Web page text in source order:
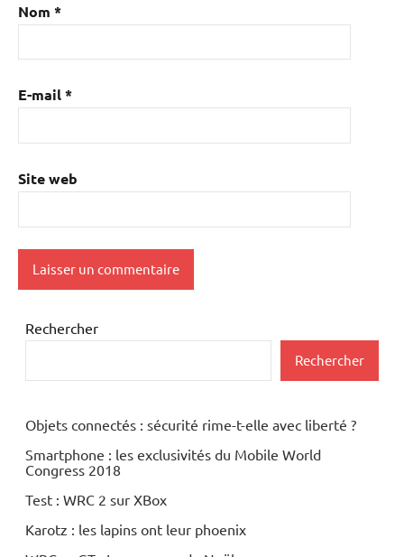
Nom *
E-mail*
Site web
Rechercher
Rechercher
Objets connectés : sécurité rime-t-elle avec liberté ?
Smartphone : les exclusivités du Mobile World
Congress 2018
Test : WRC 2 sur XBox
Karotz : les lapins ont leur phoenix